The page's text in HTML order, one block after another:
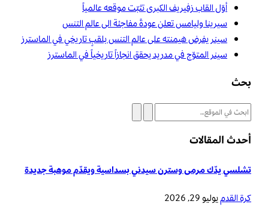
أوّل القاب زفيريف الكبرى تثبّت موقعه عالمياً
سيرينا وليامس تعلن عودةً مفاجئة الى عالم التنس
سينر يفرض هيمنته على عالم التنس بلقبٍ تاريخي في الماسترز
سينر المتوّج في مدريد يحقق انجازاً تاريخياً في الماسترز
بحث
أحدث المقالات
تشلسي يدّك مرمى وسترن سيدني بسداسية ويقدّم موهبة جديدة
كرة القدميوليو 29, 2026